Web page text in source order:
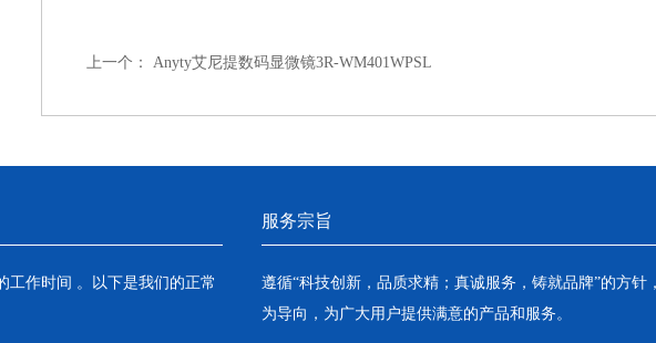
上一个： Anyty艾尼提数码显微镜3R-WM401WPSL
工作时间 。以下是我们的正常
服务宗旨
遵循“科技创新，品质求精；真诚服务，铸就品牌”的方针
为导向，为广大用户提供满意的产品和服务。